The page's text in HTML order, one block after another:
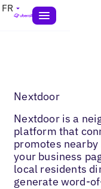
FR
Nextdoor
Nextdoor is a
platform that
promotes
your business
local residents
generate word-